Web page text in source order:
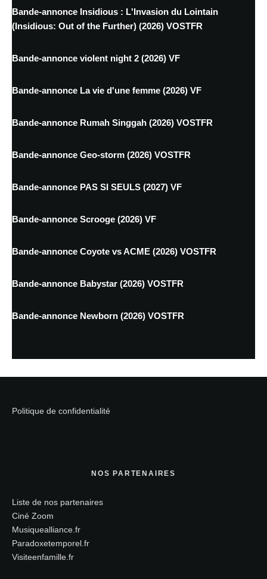
Bande-annonce Insidious : L'Invasion du Lointain
(Insidious: Out of the Further) (2026) VOSTFR
Bande-annonce violent night 2 (2026) VF
Bande-annonce La vie d'une femme (2026) VF
Bande-annonce Rumah Singgah (2026) VOSTFR
Bande-annonce Geo-storm (2026) VOSTFR
Bande-annonce PAS SI SEULS (2027) VF
Bande-annonce Scrooge (2026) VF
Bande-annonce Coyote vs ACME (2026) VOSTFR
Bande-annonce Babystar (2026) VOSTFR
Bande-annonce Newborn (2026) VOSTFR
Politique de confidentialité
NOS PARTENAIRES
Liste de nos partenaires
Ciné Zoom
Musiquealliance.fr
Paradoxetemporel.fr
Visiteenfamille.fr